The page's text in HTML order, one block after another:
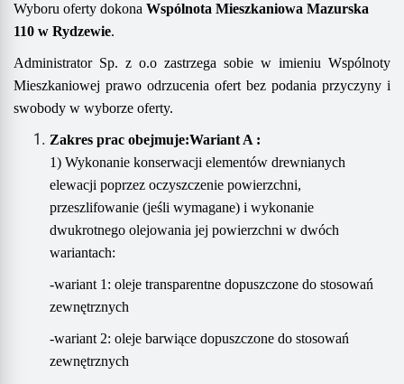
Wyboru oferty dokona Wspólnota Mieszkaniowa Mazurska
110 w Rydzewie.
Administrator Sp. z o.o zastrzega sobie w imieniu Wspólnoty
Mieszkaniowej prawo odrzucenia ofert bez podania przyczyny i
swobody w wyborze oferty.
Zakres prac obejmuje:Wariant A :
1) Wykonanie konserwacji elementów drewnianych
elewacji poprzez oczyszczenie powierzchni,
przeszlifowanie (jeśli wymagane) i wykonanie
dwukrotnego olejowania jej powierzchni w dwóch
wariantach:
-wariant 1: oleje transparentne dopuszczone do stosowań
zewnętrznych
-wariant 2: oleje barwiące dopuszczone do stosowań
zewnętrznych